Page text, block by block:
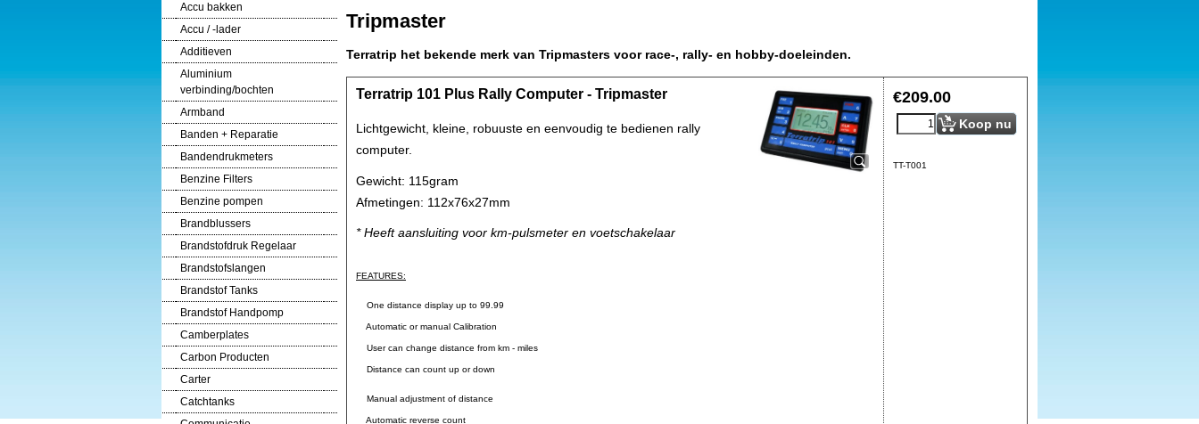
Accu bakken
Accu / -lader
Additieven
Aluminium
verbinding/bochten
Armband
Banden + Reparatie
Bandendrukmeters
Benzine Filters
Benzine pompen
Brandblussers
Brandstofdruk Regelaar
Brandstofslangen
Brandstof Tanks
Brandstof Handpomp
Camberplates
Carbon Producten
Carter
Catchtanks
Tripmaster
Terratrip het bekende merk van Tripmasters voor race-, rally- en hobby-doeleinden.
€209.00
Koop nu
TT-T001
Terratrip 101 Plus Rally Computer - Tripmaster
Lichtgewicht, kleine, robuuste en eenvoudig te bedienen rally
computer.
Gewicht: 115gram
Afmetingen: 112x76x27mm
* Heeft aansluiting voor km-pulsmeter en voetschakelaar
FEATURES:
One distance display up to 99.99
Automatic or manual Calibration
User can change distance from km - miles
Distance can count up or down
Manual adjustment of distance
Automatic reverse count